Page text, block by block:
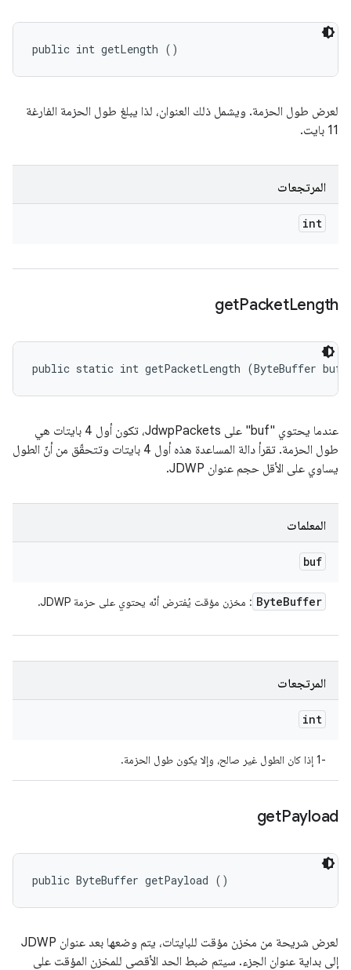
public int getLength ()
لعرض طول الحزمة. ويشمل ذلك العنوان، لذا يبلغ طول الحزمة الفارغة
11 بايت.
المرتجعات
int
getPacketLength
public static int getPacketLength (ByteBuffer buf)
عندما يحتوي "buf" على JdwpPackets، تكون أول 4 بايتات هي
طول الحزمة. تقرأ دالة المساعدة هذه أول 4 بايتات وتتحقّق من أنّ الطول
يساوي على الأقل حجم عنوان JDWP.
المعلمات
buf
ByteBuffer : مخزن مؤقت يُفترض أنّه يحتوي على حزمة JDWP.
المرتجعات
int
‫-1 إذا كان الطول غير صالح، وإلا يكون طول الحزمة.
getPayload
public ByteBuffer getPayload ()
لعرض شريحة من مخزن مؤقت للبايتات، يتم وضعها بعد عنوان JDWP
إلى بداية عنوان الجزء. سيتم ضبط الحد الأقصى للمخزن المؤقت على